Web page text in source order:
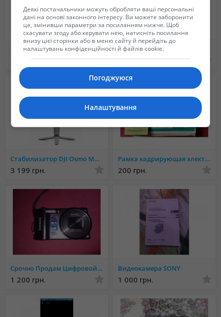
Суперкомплект Nikon D3400 + 2 обьектива
14 700 грн. 600 грн.
Стабилизатор DJI Osmo Mobile 4 SE (CP.OS.00000169.01)
3 199 грн.
Рамка кадрирующая электронная
200 грн.
Срочно Продам Цифровой фотоаппарат-камеру Samsung с WI-FI
1 200 грн.
Видеокамера SONY
1 000 грн.
Деякі постачальники можуть обробляти ваші персональні
дані на основі законного інтересу. Ви можете заборонити
це, змінивши параметри за посиланням нижче. Щоб
скасувати згоду або керувати нею, натисніть посилання
внизу цієї сторінки або в меню сайту й перейдіть до
налаштувань конфіденційності й файлів cookie.
Погоджуюся
Налаштування